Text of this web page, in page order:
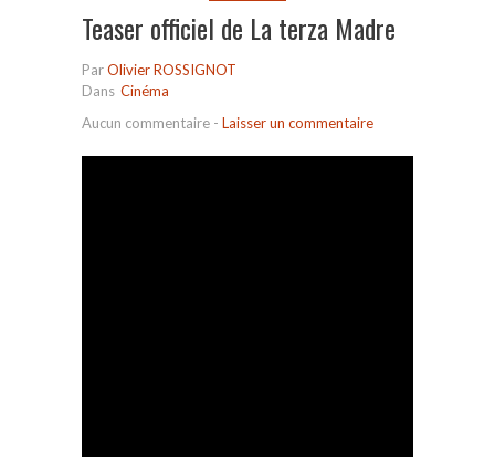
Teaser officiel de La terza Madre
ParOlivier ROSSIGNOT
Dans Cinéma
Aucun commentaire - Laisser un commentaire